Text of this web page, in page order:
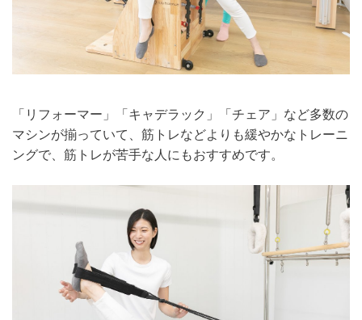
「リフォーマー」「キャデラック」「チェア」など多数の
マシンが揃っていて、 筋トレなどよりも緩やかなトレーニ
ングで、筋トレが苦手な人にもおすすめです。